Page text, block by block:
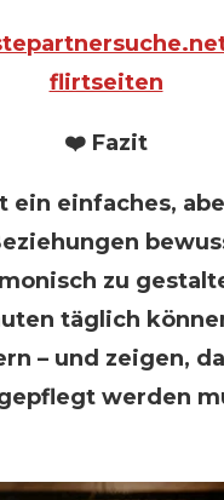
flirtseiten
❤️ Fazit
ein einfaches,
zu
täglich
– und zeigen,
werden